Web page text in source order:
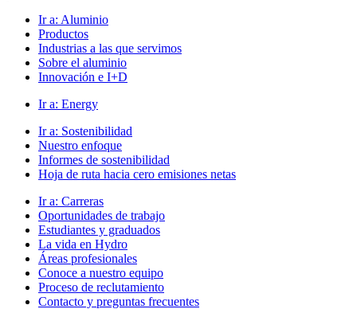
Ir a: Aluminio
Productos
Industrias a las que servimos
Sobre el aluminio
Innovación e I+D
Ir a: Energy
Ir a: Sostenibilidad
Nuestro enfoque
Informes de sostenibilidad
Hoja de ruta hacia cero emisiones netas
Ir a: Carreras
Oportunidades de trabajo
Estudiantes y graduados
La vida en Hydro
Áreas profesionales
Conoce a nuestro equipo
Proceso de reclutamiento
Contacto y preguntas frecuentes